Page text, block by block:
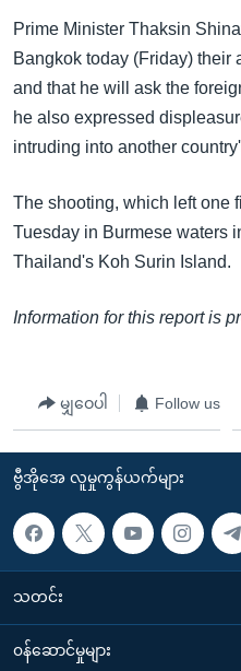
အ
ညွန်း
စာမျက်နှာ
သို့
ကျော်
ရန်
ရှာဖွေ
ရန်
သို့
Learning English
ဗွီအိုအေ လူမှုကွန်ယက်များ
ဘာသာစကားများ
Prime Minister Thaksin
Bangkok today (Friday) their
and that he will ask the
he also expressed
intruding into another
The shooting, which left one
Tuesday in Burmese waters
Thailand's Koh Surin Island.
Information for this report is
မျှဝေပါ Follow us
ဗွီအိုအေ လူမှုကွန်ယက်များ
သတင်း
၀န်ဆောင်မှုများ